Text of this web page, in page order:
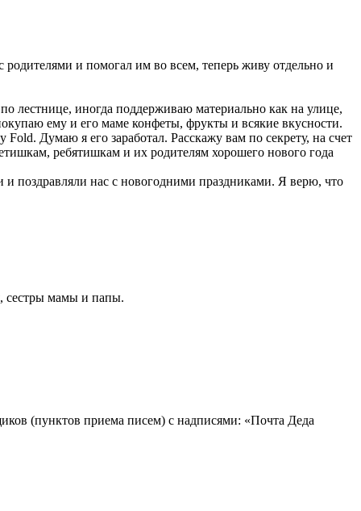
и помогал им во всем, теперь живу отдельно и
лестнице, иногда поддерживаю материально как на улице,
ему и его маме конфеты, фрукты и всякие вкусности.
Думаю я его заработал. Расскажу вам по секрету, на счет
ребятишкам и их родителям хорошего нового года
поздравляли нас с новогодними праздниками. Я верю, что
сестры мамы и папы.
(пунктов приема писем) с надписями: «Почта Деда